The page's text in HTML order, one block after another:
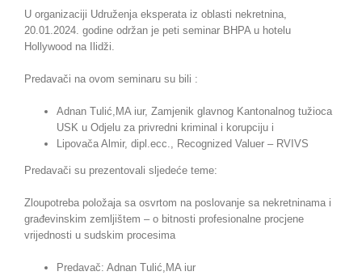
U organizaciji Udruženja eksperata iz oblasti nekretnina,
20.01.2024. godine održan je peti seminar BHPA u hotelu
Hollywood na Ilidži.
Predavači na ovom seminaru su bili :
Adnan Tulić,MA iur, Zamjenik glavnog Kantonalnog tužioca
USK u Odjelu za privredni kriminal i korupciju i
Lipovača Almir, dipl.ecc., Recognized Valuer – RVIVS
Predavači su prezentovali sljedeće teme:
Zloupotreba položaja sa osvrtom na poslovanje sa nekretninama i
građevinskim zemljištem – o bitnosti profesionalne procjene
vrijednosti u sudskim procesima
Predavač: Adnan Tulić,MA iur